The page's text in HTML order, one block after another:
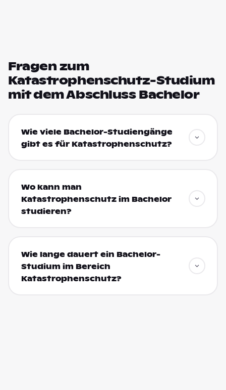
Fragen zum
Katastrophenschutz-Studium
mit dem Abschluss Bachelor
Wie viele Bachelor-Studiengänge
gibt es für Katastrophenschutz?
Wo kann man
Katastrophenschutz im Bachelor
studieren?
Wie lange dauert ein Bachelor-
Studium im Bereich
Katastrophenschutz?